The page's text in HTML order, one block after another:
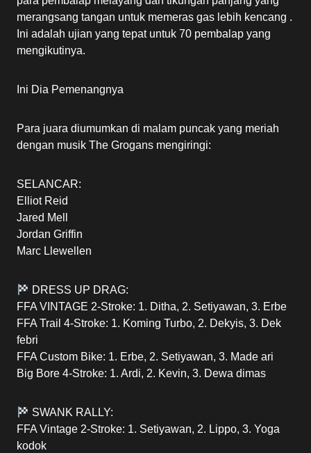
merangsang tangan untuk memeras gas lebih kencang .
Ini adalah ujian yang tepat untuk 70 pembalap yang
mengikutinya.
Ini Dia Pemenangnya
Para juara diumumkan di malam puncak yang meriah
dengan musik The Grogans mengiringi:
SELANCAR:
Elliot Reid
Jared Mell
Jordan Griffin
Marc Llewellen
DRESS UP DRAG:
FFA VINTAGE 2-Stroke: 1. Ditha, 2. Setiyawan, 3. Erbe
FFA Trail 4-Stroke: 1. Koming Turbo, 2. Dekyis, 3. Dek
febri
FFA Custom Bike: 1. Erbe, 2. Setiyawan, 3. Made ari
Big Bore 4-Stroke: 1. Ardi, 2. Kevin, 3. Dewa dimas
SWANK RALLY:
FFA Vintage 2-Stroke: 1. Setiyawan, 2. Lippo, 3. Yoga
kodok